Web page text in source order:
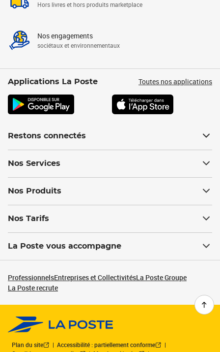
Hors livres et hors produits marketplace
Nos engagements
sociétaux et environnementaux
Applications La Poste Toutes nos applications
Restons connectés
Nos Services
Nos Produits
Nos Tarifs
La Poste vous accompagne
ProfessionnelsEntreprises et CollectivitésLa Poste Groupe
La Poste recrute
Plan du site
Accessibilité : partiellement conforme